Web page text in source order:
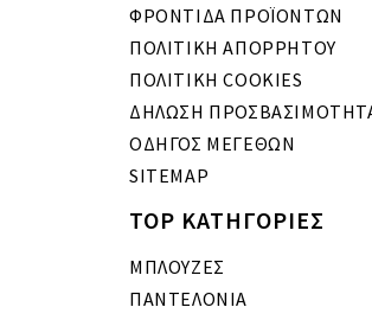
ΦΡΟΝΤΙΔΑ ΠΡΟΪΟΝΤΩΝ
ΠΟΛΙΤΙΚΗ ΑΠΟΡΡΗΤΟΥ
ΠΟΛΙΤΙΚΗ COOKIES
ΔΗΛΩΣΗ
ΟΔΗΓΟΣ ΜΕΓΕΘΩΝ
SITEMAP
TOP ΚΑΤΗΓΟΡΙΕΣ
ΜΠΛΟΥΖΕΣ
ΠΑΝΤΕΛΟΝΙΑ